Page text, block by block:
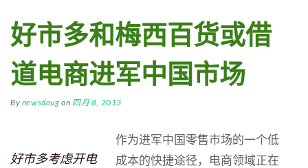
好市多和梅西百货或借
道电商进军中国市场
By newsdoug on 四月 8, 2013
好市多考虑开电
作为进军中国零售市场的一个低
成本的快捷途径，电商领域正在